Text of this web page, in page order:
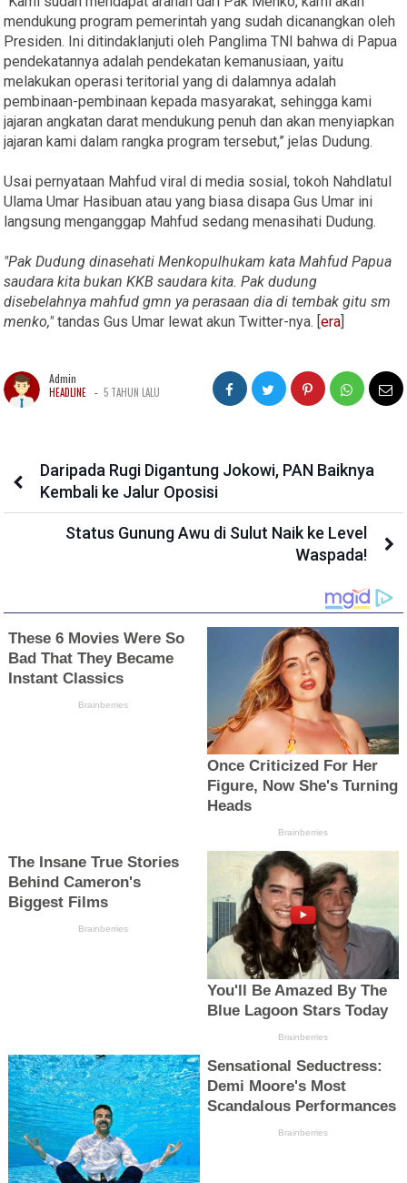
mendukung program pemerintah yang sudah dicanangkan oleh
Presiden. Ini ditindaklanjuti oleh Panglima TNI bahwa di Papua
pendekatannya adalah pendekatan kemanusiaan, yaitu
melakukan operasi teritorial yang di dalamnya adalah
pembinaan-pembinaan kepada masyarakat, sehingga kami
jajaran angkatan darat mendukung penuh dan akan menyiapkan
jajaran kami dalam rangka program tersebut,” jelas Dudung.
Usai pernyataan Mahfud viral di media sosial, tokoh Nahdlatul
Ulama Umar Hasibuan atau yang biasa disapa Gus Umar ini
langsung menganggap Mahfud sedang menasihati Dudung.
"Pak Dudung dinasehati Menkopulhukam kata Mahfud Papua
saudara kita bukan KKB saudara kita. Pak dudung
disebelahnya mahfud gmn ya perasaan dia di tembak gitu sm
menko,"tandas Gus Umar lewat akun Twitter-nya. [era
Admin
HEADLINE - 5 TAHUN LALU
Daripada Rugi Digantung Jokowi, PAN Baiknya
Kembali ke Jalur Oposisi
Status Gunung Awu di Sulut Naik ke Level
Waspada!